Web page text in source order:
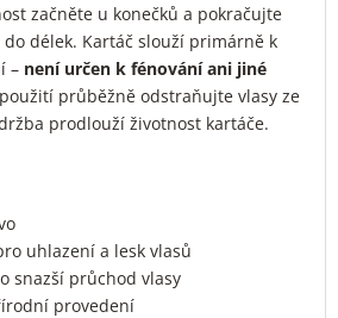
začněte u konečků a pokračujte
délek. Kartáč slouží primárně k
– není určen k fénování ani jiné
průběžně odstraňujte vlasy ze
prodlouží životnost kartáče.
uhlazení a lesk vlasů
snazší průchod vlasy
provedení